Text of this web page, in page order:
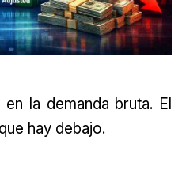
la demanda bruta. El
hay debajo.